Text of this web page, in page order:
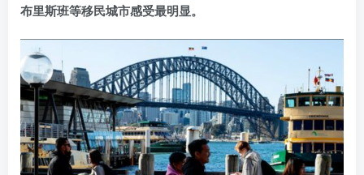
布里斯班等移民城市感受最明显。